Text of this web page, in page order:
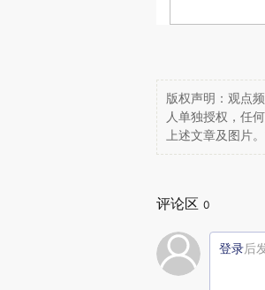
版权声明：观点
人单独授权，任
上述文章及图片
评论区 0
登录后